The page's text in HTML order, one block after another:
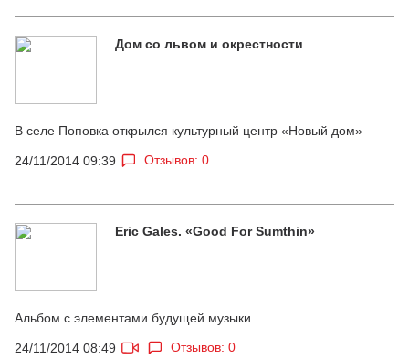
Дом со львом и окрестности
В селе Поповка открылся культурный центр «Новый дом»
24/11/2014 09:39 Отзывов: 0
Eric Gales. «Good For Sumthin»
Альбом с элементами будущей музыки
24/11/2014 08:49 Отзывов: 0